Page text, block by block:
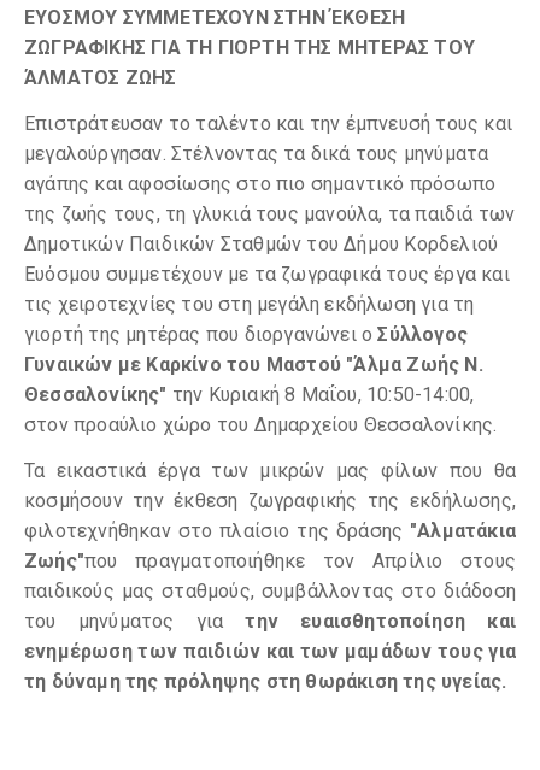
ΕΥOΣΜΟΥ ΣΥΜΜΕΤEΧΟΥΝ ΣΤΗΝ ΈΚΘΕΣΗ
ΖΩΓΡΑΦΙΚHΣ ΓΙΑ ΤΗ ΓΙΟΡΤH ΤΗΣ ΜΗΤEΡΑΣ ΤΟΥ
ΆΛΜΑΤΟΣ ΖΩHΣ
Επιστράτευσαν το ταλέντο και την έμπνευσή τους και
μεγαλούργησαν. Στέλνοντας τα δικά τους μηνύματα
αγάπης και αφοσίωσης στο πιο σημαντικό πρόσωπο
της ζωής τους, τη γλυκιά τους μανούλα, τα παιδιά των
Δημοτικών Παιδικών Σταθμών του Δήμου Κορδελιού
Ευόσμου συμμετέχουν με τα ζωγραφικά τους έργα και
τις χειροτεχνίες του στη μεγάλη εκδήλωση για τη
γιορτή της μητέρας που διοργανώνει οΣύλλογος
Γυναικών με Καρκίνο του Μαστού "Άλμα Ζωής Ν.
Θεσσαλονίκης" την Κυριακή 8 Μαΐου, 10:50-14:00,
στον προαύλιο χώρο του Δημαρχείου Θεσσαλονίκης.
Τα εικαστικά έργα των μικρών μας φίλων που θα
κοσμήσουν την έκθεση ζωγραφικής της εκδήλωσης,
φιλοτεχνήθηκαν στο πλαίσιο της δράσης "Αλματάκια
Ζωής"που πραγματοποιήθηκε τον Απρίλιο στους
παιδικούς μας σταθμούς, συμβάλλοντας στο διάδοση
του μηνύματος γιατην ευαισθητοποίηση και
ενημέρωση των παιδιών και των μαμάδων τους για
τη δύναμη της πρόληψης στη θωράκιση της υγείας.